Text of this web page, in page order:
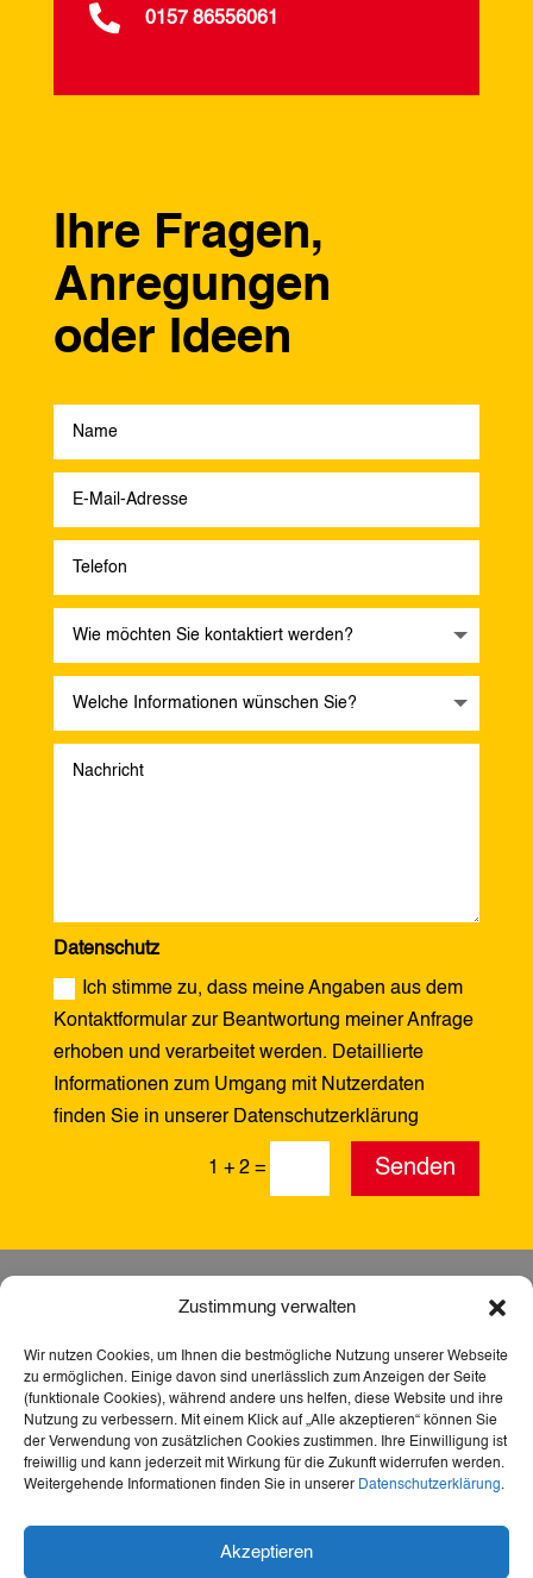
Zustimmung verwalten
Wir nutzen Cookies, um Ihnen die bestmögliche Nutzung unserer Webseite
zu ermöglichen. Einige davon sind unerlässlich zum Anzeigen der Seite
(funktionale Cookies), während andere uns helfen, diese Website und ihre
Nutzung zu verbessern. Mit einem Klick auf „Alle akzeptieren“ können Sie
der Verwendung von zusätzlichen Cookies zustimmen. Ihre Einwilligung ist
freiwillig und kann jederzeit mit Wirkung für die Zukunft widerrufen werden.
Weitergehende Informationen finden Sie in unserer Datenschutzerklärung.
Akzeptieren
 0157 86556061
Ihre Fragen,
Anregungen
oder Ideen
Datenschutz
Ich stimme zu, dass meine Angaben aus dem
Kontaktformular zur Beantwortung meiner Anfrage
erhoben und verarbeitet werden. Detaillierte
Informationen zum Umgang mit Nutzerdaten
finden Sie in unserer Datenschutzerklärung
1 + 2 = Senden
Webseite barrierefrei – für mehr Teilhabe,